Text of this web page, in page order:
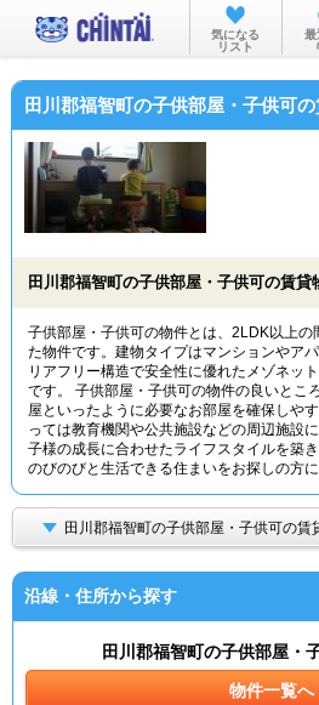
お部屋を探す
沿線・
物件特
TOP
気になる
リスト
最
田川郡福智町の子供部屋・子供可
田川郡福智町の子供部屋・子供可の賃貸
子供部屋・子供可の物件とは、2LDK以上の
た物件です。建物タイプはマンションやア
リアフリー構造で安全性に優れたメゾネッ
です。 子供部屋・子供可の物件の良いとこ
屋といったように必要なお部屋を確保しや
っては教育機関や公共施設などの周辺施設
子様の成長に合わせたライフスタイルを築
のびのびと生活できる住まいをお探しの方
田川郡福智町の子供部屋・子供可の賃
沿線・住所から探す
田川郡福智町の子供部屋・
物件一覧へ